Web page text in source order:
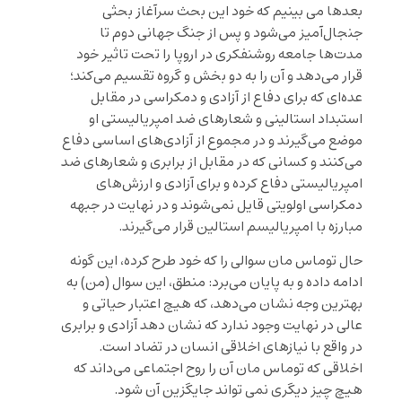
بعدها می بینیم که خود این بحث سرآغاز بحثی
جنجال‌آمیز می‌شود و پس از جنگ جهانی دوم تا
مدت‌ها جامعه روشنفکری در اروپا را تحت تاثیر خود
قرار می‌دهد و آن را به دو بخش و گروه تقسیم می‌کند؛
عده‌ای که برای دفاع از آزادی و دمکراسی در مقابل
استبداد استالینی و شعارهای ضد امپریالیستی او
موضع می‌گیرند و در مجموع از آزادی‌های اساسی دفاع
می‌کنند و کسانی که در مقابل از برابری و شعارهای ضد
امپریالیستی دفاع کرده و برای آزادی و ارزش‌های
دمکراسی اولویتی قایل نمی‌شوند و در نهایت در جبهه
مبارزه با امپریالیسم استالین قرار می‌گیرند.
حال توماس مان سوالی را که خود طرح کرده، این گونه
ادامه داده و به پایان می‌برد: منطق، این سوال (من) به
بهترین وجه نشان می‌دهد، که هیچ اعتبار حیاتی و
عالی در نهایت وجود ندارد که نشان دهد آزادی و برابری
در واقع با نیازهای اخلاقی انسان در تضاد است.
اخلاقی که توماس مان آن را روح اجتماعی می‌داند که
هیچ چیز دیگری نمی تواند جایگزین آن شود.